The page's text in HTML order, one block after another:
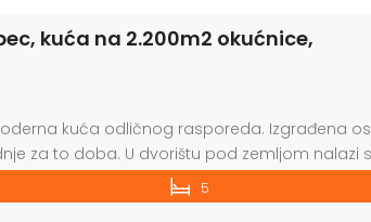
kuća na 2.200m2 okućnice,
kuća odličnog rasporeda. Izgrađena
za to doba. U dvorištu pod zemljom nalazi
u vinski podrum ili konobu. Sama kuća
73,80m2, GARSONJERA 34,64m2 Kotlovnica
5